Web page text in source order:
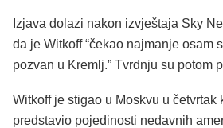
Izjava dolazi nakon izvještaja Sky
da je Witkoff “čekao najmanje osam
pozvan u Kremlj.” Tvrdnju su potom
Witkoff je stigao u Moskvu u četvrtak
predstavio pojedinosti nedavnih